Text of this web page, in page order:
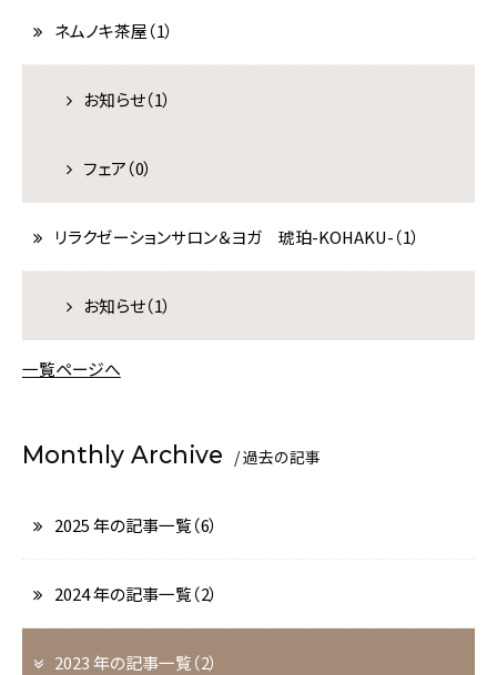
泊
検索
マイページログイン
予約の確認
ご予約・お問い合わせ
0995-77-2201
ネムノキ茶屋（1）
お知らせ（1）
フェア（0）
リラクゼーションサロン＆ヨガ 琥珀-KOHAKU-（1）
お知らせ（1）
一覧ページへ
Monthly Archive / 過去の記事
2025 年の記事一覧（6）
2024 年の記事一覧（2）
2023 年の記事一覧（2）